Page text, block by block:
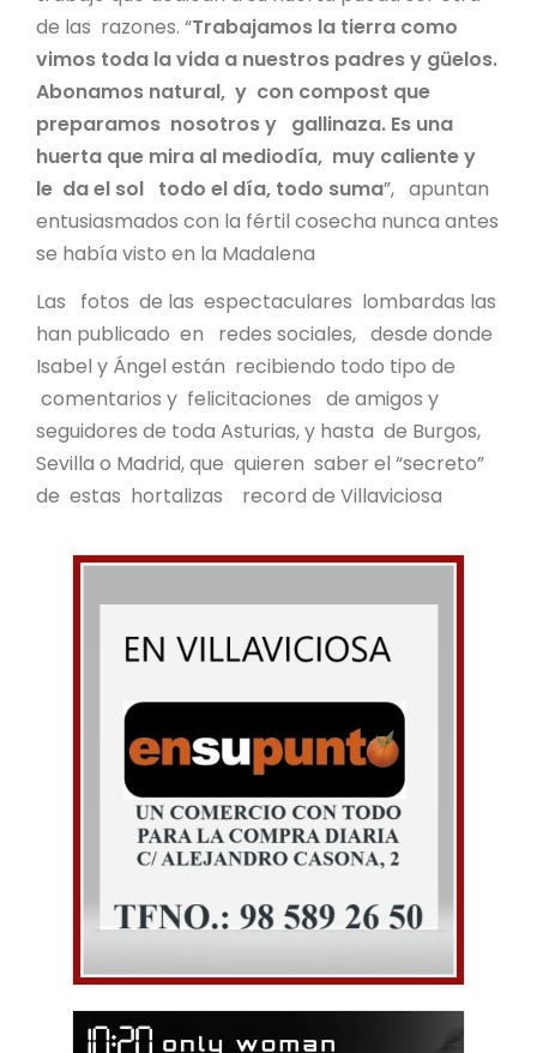
de las razones. “Trabajamos la tierra como
vimos toda la vida a nuestros padres y güelos.
Abonamos natural, y con compost que
preparamos nosotros y gallinaza. Es una
huerta que mira al mediodía, muy caliente y
le da el sol todo el día, todo suma”, apuntan
entusiasmados con la fértil cosecha nunca antes
se había visto en la Madalena
Las fotos de las espectaculares lombardas las
han publicado en redes sociales, desde donde
Isabel y Ángel están recibiendo todo tipo de
comentarios y felicitaciones de amigos y
seguidores de toda Asturias, y hasta de Burgos,
Sevilla o Madrid, que quieren saber el “secreto”
de estas hortalizas record de Villaviciosa